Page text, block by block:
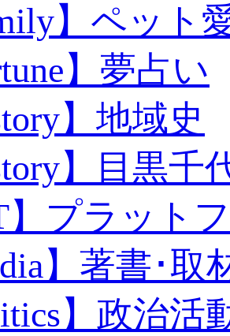
】ペット
】夢占い
】地域史
】目黒千
】プラット
】著書･取
】政治活